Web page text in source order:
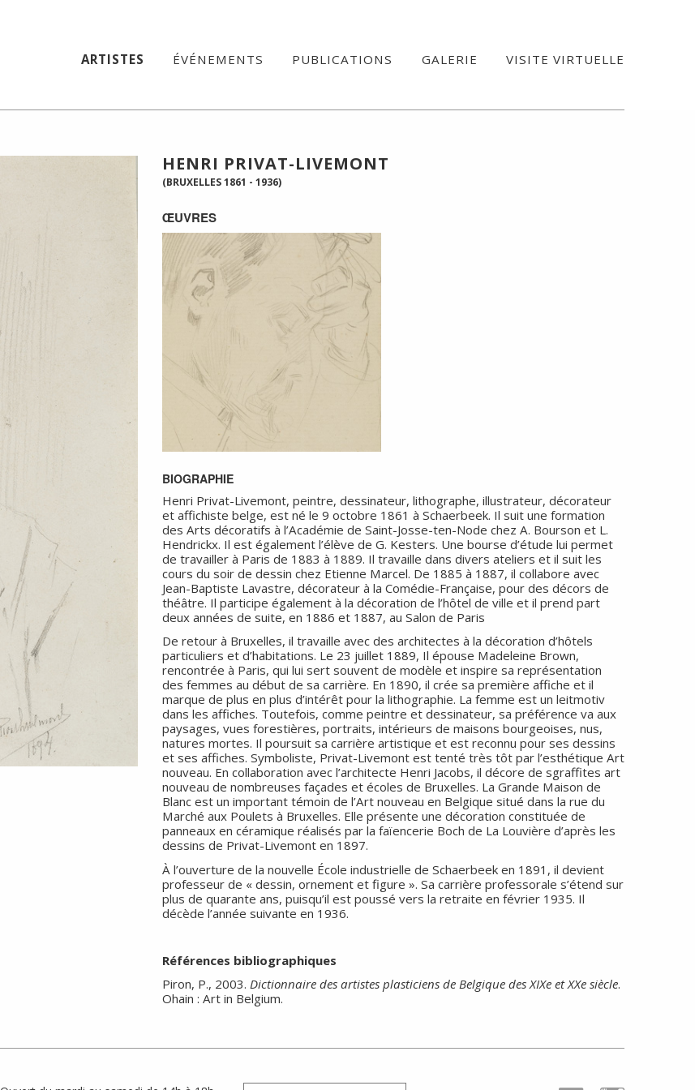
ARTISTES ÉVÉNEMENTS PUBLICATIONS GALERIE VISITE VIRTUELLE
HENRI PRIVAT-LIVEMONT
(BRUXELLES 1861 - 1936)
ŒUVRES
BIOGRAPHIE
Henri Privat-Livemont, peintre, dessinateur, lithographe, illustrateur, décorateur
et affichiste belge, est né le 9 octobre 1861 à Schaerbeek. Il suit une formation
des Arts décoratifs à l’Académie de Saint-Josse-ten-Node chez A. Bourson et L.
Hendrickx. Il est également l’élève de G. Kesters. Une bourse d’étude lui permet
de travailler à Paris de 1883 à 1889. Il travaille dans divers ateliers et il suit les
cours du soir de dessin chez Etienne Marcel. De 1885 à 1887, il collabore avec
Jean-Baptiste Lavastre, décorateur à la Comédie-Française, pour des décors de
théâtre. Il participe également à la décoration de l’hôtel de ville et il prend part
deux années de suite, en 1886 et 1887, au Salon de Paris
De retour à Bruxelles, il travaille avec des architectes à la décoration d’hôtels
particuliers et d’habitations. Le 23 juillet 1889, Il épouse Madeleine Brown,
rencontrée à Paris, qui lui sert souvent de modèle et inspire sa représentation
des femmes au début de sa carrière. En 1890, il crée sa première affiche et il
marque de plus en plus d’intérêt pour la lithographie. La femme est un leitmotiv
dans les affiches. Toutefois, comme peintre et dessinateur, sa préférence va aux
paysages, vues forestières, portraits, intérieurs de maisons bourgeoises, nus,
natures mortes. Il poursuit sa carrière artistique et est reconnu pour ses dessins
et ses affiches. Symboliste, Privat-Livemont est tenté très tôt par l’esthétique Art
nouveau. En collaboration avec l’architecte Henri Jacobs, il décore de sgraffites art
nouveau de nombreuses façades et écoles de Bruxelles. La Grande Maison de
Blanc est un important témoin de l’Art nouveau en Belgique situé dans la rue du
Marché aux Poulets à Bruxelles. Elle présente une décoration constituée de
panneaux en céramique réalisés par la faïencerie Boch de La Louvière d’après les
dessins de Privat-Livemont en 1897.
À l’ouverture de la nouvelle École industrielle de Schaerbeek en 1891, il devient
professeur de « dessin, ornement et figure ». Sa carrière professorale s’étend sur
plus de quarante ans, puisqu’il est poussé vers la retraite en février 1935. Il
décède l’année suivante en 1936.
Références bibliographiques
Piron, P., 2003. Dictionnaire des artistes plasticiens de Belgique des XIXe et XXe siècle.
Ohain : Art in Belgium.